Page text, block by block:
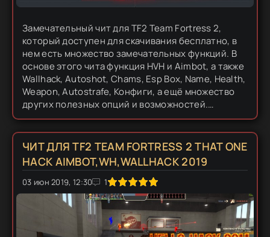
Замечательный чит для TF2 Team Fortress 2,
который доступен для скачивания бесплатно, в
нем есть множество замечательных функций. В
основе этого чита функция HVH и Aimbot, а также
Wallhack, Autoshot, Chams, Esp Box, Name, Health,
Weapon, Autostrafe, Конфиги, а ещё множество
других полезных опций и возможностей.
Посмотри на скриншот, там функций реально
много, с первого раза...
ЧИТ ДЛЯ TF2 TEAM FORTRESS 2 THAT ONE
HACK AIMBOT,WH,WALLHACK 2019
03 июн 2019, 12:30 1
1 2 3 4 5